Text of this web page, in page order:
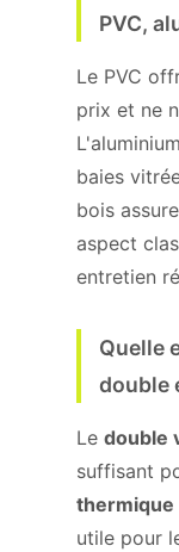
PVC,
Le PVC
prix et ne
baies
bois
aspect
entretien
Quelle
double
Le double
suffisant
thermique
utile pour